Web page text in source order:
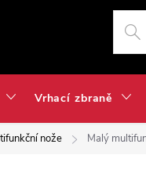
Vrhací zbraně
nože Malý